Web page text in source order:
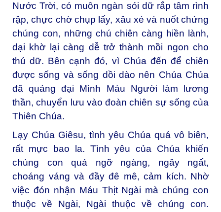
Nước Trời, có muôn ngàn sói dữ rắp tâm rình
rập, chực chờ chụp lấy, xâu xé và nuốt chửng
chúng con, những chú chiên càng hiền lành,
dại khờ lại càng dễ trở thành mồi ngon cho
thú dữ. Bên cạnh đó, vì Chúa đến để chiên
được sống và sống dồi dào nên Chúa Chúa
đã quảng đại Mình Máu Người làm lương
thần, chuyển lưu vào đoàn chiên sự sống của
Thiên Chúa.
Lạy Chúa Giêsu, tình yêu Chúa quá vô biên,
rất mực bao la. Tình yêu của Chúa khiến
chúng con quá ngỡ ngàng, ngây ngất,
choáng váng và đầy đê mê, cảm kích. Nhờ
việc đón nhận Máu Thịt Ngài mà chúng con
thuộc về Ngài, Ngài thuộc về chúng con.